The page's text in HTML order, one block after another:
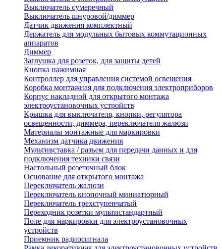
Выключатель сумеречный
Выключатель шнуровой/диммер
Датчик движения комплектный
Держатель для модульных бытовых коммутационных
аппаратов
Диммер
Заглушка для розеток, для защиты детей
Кнопка нажимная
Контроллер для управления системой освещения
Коробка монтажная для подключения электроприборов
Корпус накладной для открытого монтажа
электроустановочных устройств
Крышка для выключателя, кнопки, регулятора
освещенности, диммера, переключателя жалюзи
Материалы монтажные для маркировки
Механизм датчика движения
Мультивставка / разъем для передачи данных и для
подключения техники связи
Настольный розеточный блок
Основание для открытого монтажа
Переключатель жалюзи
Переключатель кнопочный миниатюрный
Переключатель трехступенчатый
Переходник розетки мультистандартный
Поле для маркировки для электроустановочных
устройств
Приемник радиосигнала